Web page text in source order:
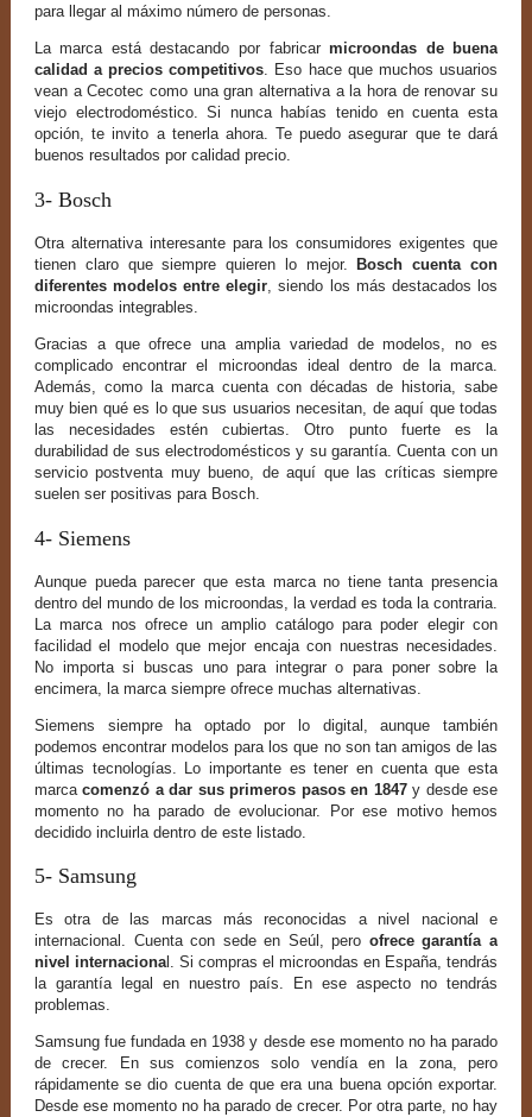
para llegar al máximo número de personas.
La marca está destacando por fabricarmicroondas de buena
calidad a precios competitivos . Eso hace que muchos usuarios
vean a Cecotec como una gran alternativa a la hora de renovar su
viejo electrodoméstico. Si nunca habías tenido en cuenta esta
opción, te invito a tenerla ahora. Te puedo asegurar que te dará
buenos resultados por calidad precio.
3- Bosch
Otra alternativa interesante para los consumidores exigentes que
tienen claro que siempre quieren lo mejor.Bosch cuenta con
diferentes modelos entre elegir , siendo los más destacados los
microondas integrables.
Gracias a que ofrece una amplia variedad de modelos, no es
complicado encontrar el microondas ideal dentro de la marca.
Además, como la marca cuenta con décadas de historia, sabe
muy bien qué es lo que sus usuarios necesitan, de aquí que todas
las necesidades estén cubiertas. Otro punto fuerte es la
durabilidad de sus electrodomésticos y su garantía. Cuenta con un
servicio postventa muy bueno, de aquí que las críticas siempre
suelen ser positivas para Bosch.
4- Siemens
Aunque pueda parecer que esta marca no tiene tanta presencia
dentro del mundo de los microondas, la verdad es toda la contraria.
La marca nos ofrece un amplio catálogo para poder elegir con
facilidad el modelo que mejor encaja con nuestras necesidades.
No importa si buscas uno para integrar o para poner sobre la
encimera, la marca siempre ofrece muchas alternativas.
Siemens siempre ha optado por lo digital, aunque también
podemos encontrar modelos para los que no son tan amigos de las
últimas tecnologías. Lo importante es tener en cuenta que esta
marcacomenzó a dar sus primeros pasos en 1847y desde ese
momento no ha parado de evolucionar. Por ese motivo hemos
decidido incluirla dentro de este listado.
5- Samsung
Es otra de las marcas más reconocidas a nivel nacional e
internacional. Cuenta con sede en Seúl, pero ofrece garantía a
nivel internacional. Si compras el microondas en España, tendrás
la garantía legal en nuestro país. En ese aspecto no tendrás
problemas.
Samsung fue fundada en 1938 y desde ese momento no ha parado
de crecer. En sus comienzos solo vendía en la zona, pero
rápidamente se dio cuenta de que era una buena opción exportar.
Desde ese momento no ha parado de crecer. Por otra parte, no hay